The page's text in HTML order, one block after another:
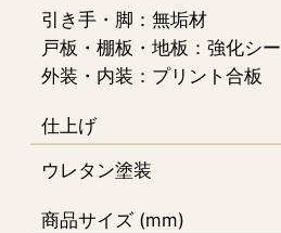
引き手・脚：無垢材
戸板・棚板・地板：強化シー
外装・内装：プリント合板
仕上げ
ウレタン塗装
商品サイズ (mm)